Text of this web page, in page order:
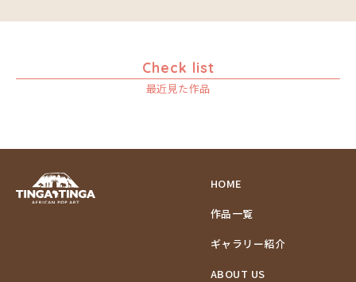
Check list
最近見た作品
HOME
作品一覧
ギャラリー紹介
ABOUT US